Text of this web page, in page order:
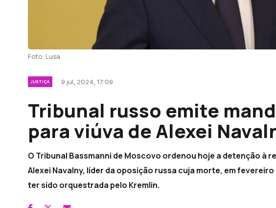
Foto: Lusa
JUSTIÇA 9 jul, 2024, 17:09
Tribunal russo emite
para viúva de Alexei
O Tribunal Bassmanni de Moscovo ordenou hoje a detenção à
Alexei Navalny, líder da oposição russa cuja morte, em
ter sido orquestrada pelo Kremlin.